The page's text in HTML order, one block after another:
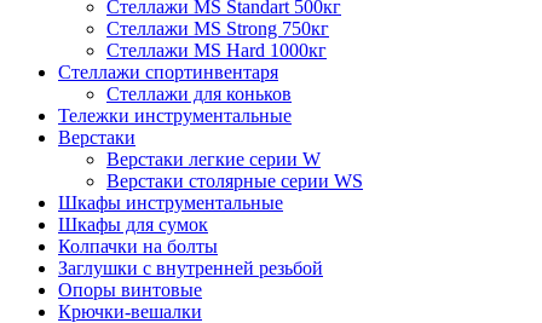
Стеллажи MS Standart 500кг
Стеллажи MS Strong 750кг
Стеллажи MS Hard 1000кг
Стеллажи спортинвентаря
Стеллажи для коньков
Тележки инструментальные
Верстаки
Верстаки легкие серии W
Верстаки столярные серии WS
Шкафы инструментальные
Шкафы для сумок
Колпачки на болты
Заглушки с внутренней резьбой
Опоры винтовые
Крючки-вешалки